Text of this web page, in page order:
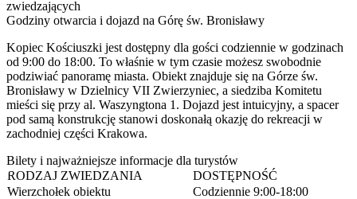
zwiedzających
Godziny otwarcia i dojazd na Górę św. Bronisławy
Kopiec Kościuszki jest dostępny dla gości codziennie w godzinach
od 9:00 do 18:00. To właśnie w tym czasie możesz swobodnie
podziwiać panoramę miasta. Obiekt znajduje się na Górze św.
Bronisławy w Dzielnicy VII Zwierzyniec, a siedziba Komitetu
mieści się przy al. Waszyngtona 1. Dojazd jest intuicyjny, a spacer
pod samą konstrukcję stanowi doskonałą okazję do rekreacji w
zachodniej części Krakowa.
Bilety i najważniejsze informacje dla turystów
RODZAJ ZWIEDZANIA
DOSTĘPNOŚĆ
Wierzchołek obiektu
Codziennie 9:00-18:00